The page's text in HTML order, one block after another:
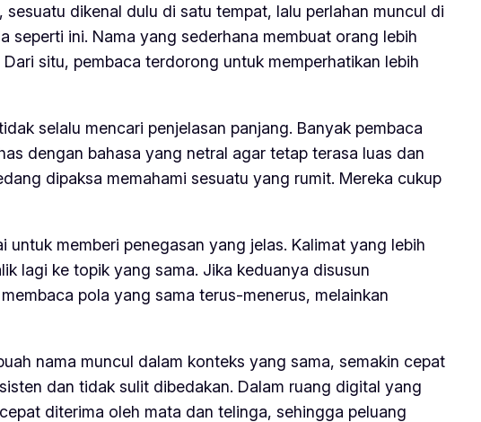
dikenal dulu di satu tempat, lalu perlahan muncul di
seperti ini. Nama yang sederhana membuat orang lebih
situ, pembaca terdorong untuk memperhatikan lebih
selalu mencari penjelasan panjang. Banyak pembaca
dengan bahasa yang netral agar tetap terasa luas dan
dipaksa memahami sesuatu yang rumit. Mereka cukup
memberi penegasan yang jelas. Kalimat yang lebih
lagi ke topik yang sama. Jika keduanya disusun
pola yang sama terus-menerus, melainkan
nama muncul dalam konteks yang sama, semakin cepat
dan tidak sulit dibedakan. Dalam ruang digital yang
diterima oleh mata dan telinga, sehingga peluang